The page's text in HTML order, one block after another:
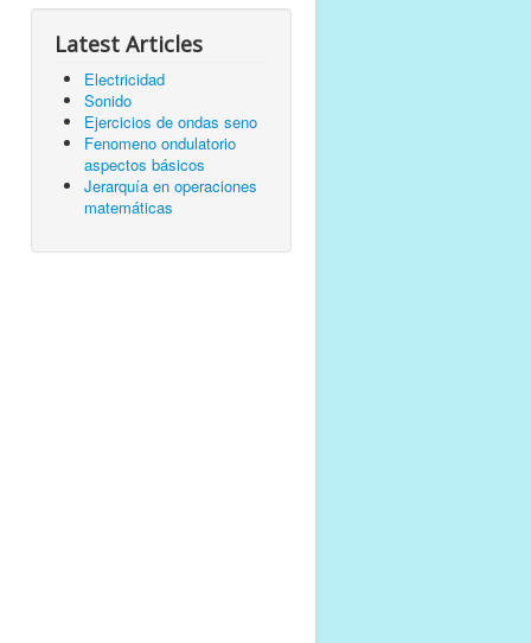
Latest Articles
Electricidad
Sonido
Ejercicios de ondas seno
Fenomeno ondulatorio
aspectos básicos
Jerarquía en operaciones
matemáticas